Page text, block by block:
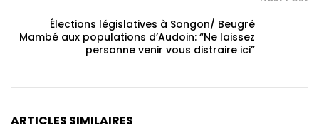
Élections législatives à Songon/ Beugré
Mambé aux populations d’Audoin: “Ne laissez
personne venir vous distraire ici”
ARTICLES SIMILAIRES